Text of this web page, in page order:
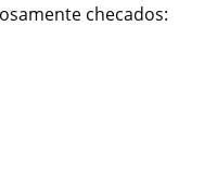
checados: